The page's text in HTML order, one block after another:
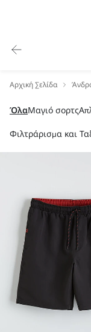
Αρχική Σελίδα
ΌλαΜαγιό σορτς
Φιλτράρισμα και